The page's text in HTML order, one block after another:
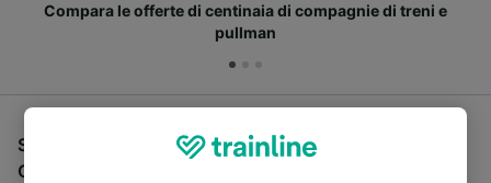
Compara le offerte di centinaia di compagnie di treni e
pullman
Se stai cercando un pullman per viaggiare da
Göttingen a Bruxelles-Midi, sei nel posto giusto.